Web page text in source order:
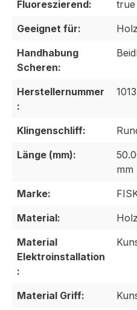
Fluoreszierend:
true
Geeignet für:
Handhabung
Scheren:
Herstellernummer
:
Klingenschliff:
Länge (mm):
mm
Marke:
Material:
Material
Elektroinstallation
:
Material Griff: